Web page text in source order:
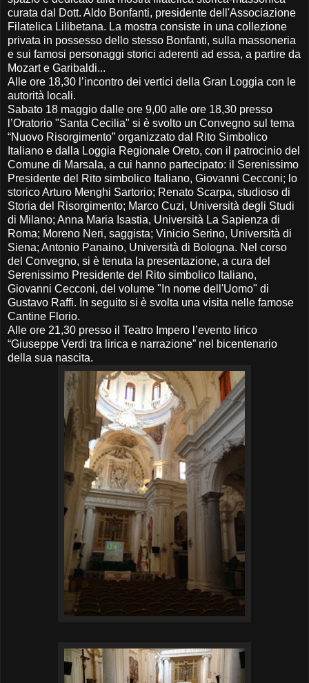
curata dal Dott. Aldo Bonfanti, presidente dell'Associazione
Filatelica Lilibetana. La mostra consiste in una collezione
privata in possesso dello stesso Bonfanti, sulla massoneria
e sui famosi personaggi storici aderenti ad essa, a partire da
Mozart e Garibaldi...
Alle ore 18,30 l’incontro dei vertici della Gran Loggia con le
autorità locali.
Sabato 18 maggio dalle ore 9,00 alle ore 18,30 presso
l’Oratorio "Santa Cecilia" si è svolto un Convegno sul tema
“Nuovo Risorgimento” organizzato dal Rito Simbolico
Italiano e dalla Loggia Regionale Oreto, con il patrocinio del
Comune di Marsala, a cui hanno partecipato: il Serenissimo
Presidente del Rito simbolico Italiano, Giovanni Cecconi; lo
storico Arturo Menghi Sartorio; Renato Scarpa, studioso di
Storia del Risorgimento; Marco Cuzi, Università degli Studi
di Milano; Anna Maria Isastia, Università La Sapienza di
Roma; Moreno Neri, saggista; Vinicio Serino, Università di
Siena; Antonio Panaino, Università di Bologna. Nel corso
del Convegno, si è tenuta la presentazione, a cura del
Serenissimo Presidente del Rito simbolico Italiano,
Giovanni Cecconi, del volume "In nome dell'Uomo" di
Gustavo Raffi. In seguito si è svolta una visita nelle famose
Cantine Florio.
Alle ore 21,30 presso il Teatro Impero l’evento lirico
“Giuseppe Verdi tra lirica e narrazione” nel bicentenario
della sua nascita.